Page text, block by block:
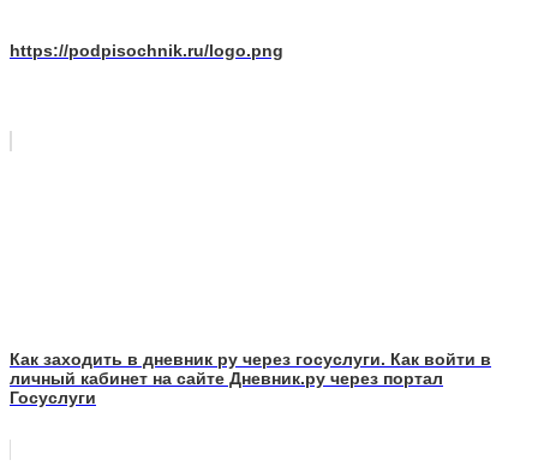
https://podpisochnik.ru/logo.png
Как заходить в дневник ру через госуслуги. Как войти в
личный кабинет на сайте Дневник.ру через портал
Госуслуги